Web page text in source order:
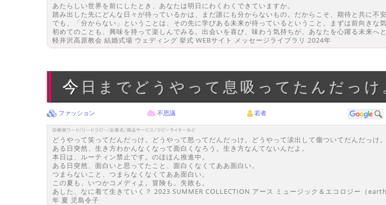
あたらしい世界を前にしたとき、あなたは明日にわくわくできていますか。
踏み出した先にどんな日々が待っているかは、まだ誰にも分からないもの。だからこそ、期待と共に不
でも、「分からない」ということは、その先に学びある未来が待っているということ。まずは前向きな
初めてのことも、興味を持って楽しんでみる。出会いを喜び、味わう気持ちが、あなたを心躍る未来へ
軽井沢高原教会 結婚式場 ウェディング 挙式 WEBサイト メッセージライブラリ 2024年
今日までどうやって息吸ってたんだっけ
ファッション 不思議 若者
どうやって笑ってだんだっけ。どうやって怒ってだんだっけ。どうやって涙出して傷ついてだんだっけ。
ある日突然、生き方わかんなくなって面白くなろう。生き方なんてないんだよ。
本日は、ルーティン禁止です。のほほん推進中。
ある日突然、面白いと思ってたこと、面白くなくてああ面白い。
つまらないこと、つまらなくなくてああ面白い。
この夏も、いつかコメディよ。冒険も。失敗も。
あした、なに着て生きていく？ 2023 SUMMER COLLECTION アース ミュージック＆エコロジー（
年 夏 児島令子